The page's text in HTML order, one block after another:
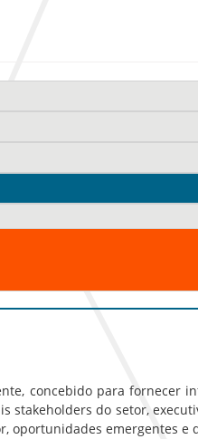
concebido para fornecer
do setor,
emergentes